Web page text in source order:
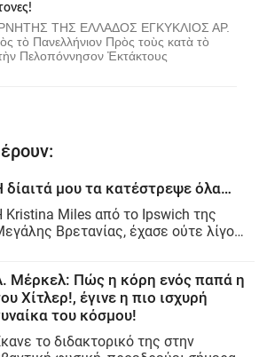
ΤΗΣ ΕΛΛΑΔΟΣ ΕΓΚΥΚΛΙΟΣ ΑΡ.
τὸ Πανελλήνιον Πρὸς τοὺς κατὰ τὸ
Πελοπόννησον Ἐκτάκτους